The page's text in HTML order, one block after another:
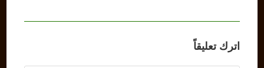
اترك تعليقاً